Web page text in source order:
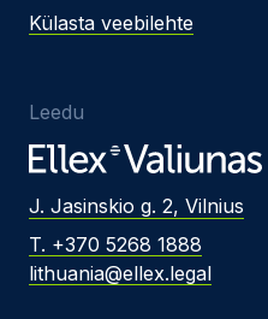
Külasta veebilehte
Leedu
J. Jasinskio g. 2, Vilnius
T. +370 5268 1888
lithuania@ellex.legal